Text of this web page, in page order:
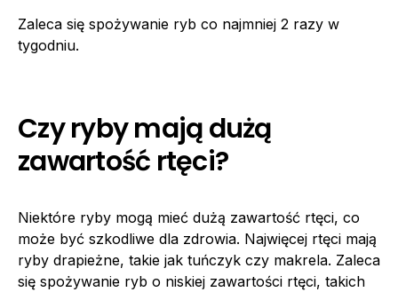
Zaleca się spożywanie ryb co najmniej 2 razy w
tygodniu.
Czy ryby mają dużą
zawartość rtęci?
Niektóre ryby mogą mieć dużą zawartość rtęci, co
może być szkodliwe dla zdrowia. Najwięcej rtęci mają
ryby drapieżne, takie jak tuńczyk czy makrela. Zaleca
się spożywanie ryb o niskiej zawartości rtęci, takich